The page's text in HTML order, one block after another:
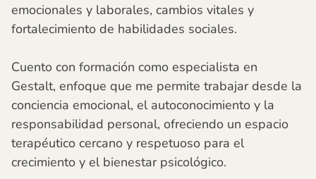
emocionales y laborales, cambios vitales y
fortalecimiento de habilidades sociales.
Cuento con formación como especialista en
Gestalt, enfoque que me permite trabajar desde la
conciencia emocional, el autoconocimiento y la
responsabilidad personal, ofreciendo un espacio
terapéutico cercano y respetuoso para el
crecimiento y el bienestar psicológico.